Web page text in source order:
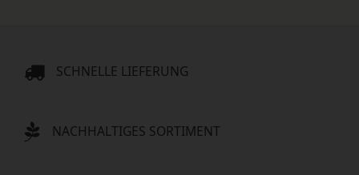
SCHNELLE LIEFERUNG
NACHHALTIGES SORTIMENT